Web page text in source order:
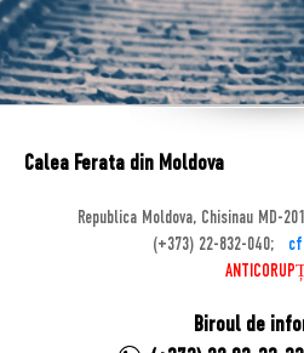
Calea Ferata din Moldova
Republica Moldova, Chisinau MD-
(+373) 22-832-040;
Biroul de